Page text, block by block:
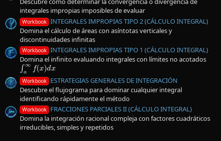
(
s
)
integrales impropias imposibles de evaluar
Workbook INTEGRALES IMPROPIAS TIPO 2 (CÁLCULO INTEGRAL)
Domina el cálculo de áreas con asíntotas verticales y
discontinuidades infinitas
Workbook INTEGRALES IMPROPIAS TIPO 1 (CÁLCULO INTEGRAL)
Domina el infinito evaluando integrales con límites no acotados
∫a∞f(x)dx
Workbook
ESTRATEGIAS GENERALES DE INTEGRACIÓN
Descubre el flujograma para dominar cualquier integral
identificando rápidamente el método
Workbook FRACCIONES PARCIALES II (CÁLCULO INTEGRAL)
Domina la integración racional compleja con factores cuadráticos
irreducibles, simples y repetidos